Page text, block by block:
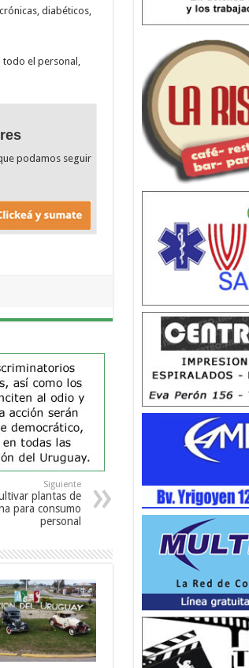
diabéticos,
el personal,
podamos seguir
Siguiente
plantas de
para consumo
personal